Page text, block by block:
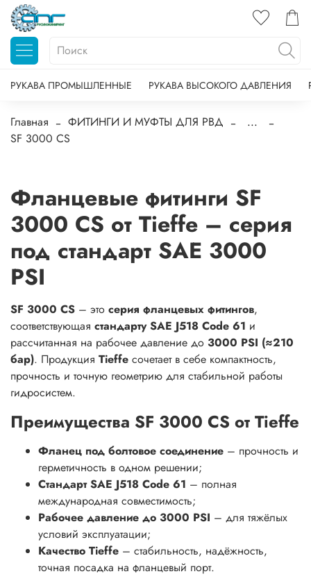
РУКАВА ПРОМЫШЛЕННЫЕ РУКАВА ВЫСОКОГО ДАВЛЕНИЯ
Главная ФИТИНГИ И МУФТЫ ДЛЯ РВД
...
SF 3000 CS
Фланцевые фитинги SF
3000 CS от Tieffe – серия
под стандарт SAE 3000
PSI
SF 3000 CS – это серия фланцевых фитингов,
соответствующая стандарту SAE J518 Code 61 и
рассчитанная на рабочее давление до 3000 PSI (≈210
бар). Продукция Tieffe сочетает в себе компактность,
прочность и точную геометрию для стабильной работы
гидросистем.
Преимущества SF 3000 CS от Tieffe
Фланец под болтовое соединение – прочность и
герметичность в одном решении;
Стандарт SAE J518 Code 61 – полная
международная совместимость;
Рабочее давление до 3000 PSI – для тяжёлых
условий эксплуатации;
Качество Tieffe – стабильность, надёжность,
точная посадка на фланцевый порт.